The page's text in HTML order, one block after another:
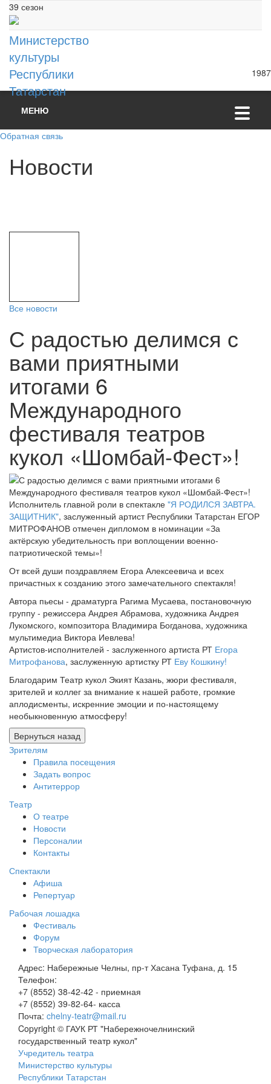
39 сезон
Министерство
культуры
Республики
Татарстан
1987
МЕНЮ
Обратная связь
Новости
Все новости
С радостью делимся с
вами приятными
итогами 6
Международного
фестиваля театров
кукол «Шомбай-Фест»!
Исполнитель главной роли в спектакле "Я РОДИЛСЯ ЗАВТРА.
ЗАЩИТНИК", заслуженный артист Республики Татарстан ЕГОР
МИТРОФАНОВ отмечен дипломом в номинации «За
актёрскую убедительность при воплощении военно-
патриотической темы»!
От всей души поздравляем Егора Алексеевича и всех
причастных к созданию этого замечательного спектакля!
Автора пьесы - драматурга Рагима Мусаева, постановочную
группу - режиссера Андрея Абрамова, художника Андрея
Лукомского, композитора Владимира Богданова, художника
мультимедиа Виктора Иевлева!
Артистов-исполнителей - заслуженного артиста РТ Егора
Митрофанова, заслуженную артистку РТ Еву Кошкину!
Благодарим Театр кукол Экият Казань, жюри фестиваля,
зрителей и коллег за внимание к нашей работе, громкие
аплодисменты, искренние эмоции и по-настоящему
необыкновенную атмосферу!
Зрителям
Правила посещения
Задать вопрос
Антитеррор
Театр
О театре
Новости
Персоналии
Контакты
Спектакли
Афиша
Репертуар
Рабочая лошадка
Фестиваль
Форум
Творческая лаборатория
Адрес: Набережные Челны, пр-т Хасана Туфана, д. 15
Телефон:
+7 (8552) 38-42-42 - приемная
+7 (8552) 39-82-64- касса
Почта: chelny-teatr@mail.ru
Copyright © ГАУК РТ "Набережночелнинский
государственный театр кукол"
Учредитель театра
Министерство культуры
Республики Татарстан